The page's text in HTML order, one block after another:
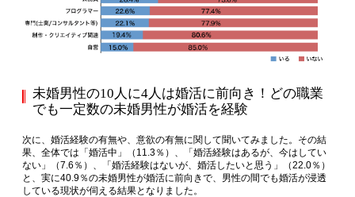
未婚男性の10人に4人は婚活に前向き！どの職業
でも一定数の未婚男性が婚活を経験
次に、婚活経験の有無や、意欲の有無に関して聞いてみました。その結
果、全体では「婚活中」（11.3％）、「婚活経験はあるが、今はしてい
ない」（7.6％）、「婚活経験はないが、婚活したいと思う」（22.0％）
と、実に40.9％の未婚男性が婚活に前向きで、男性の間でも婚活が浸透
している現状が伺える結果となりました。